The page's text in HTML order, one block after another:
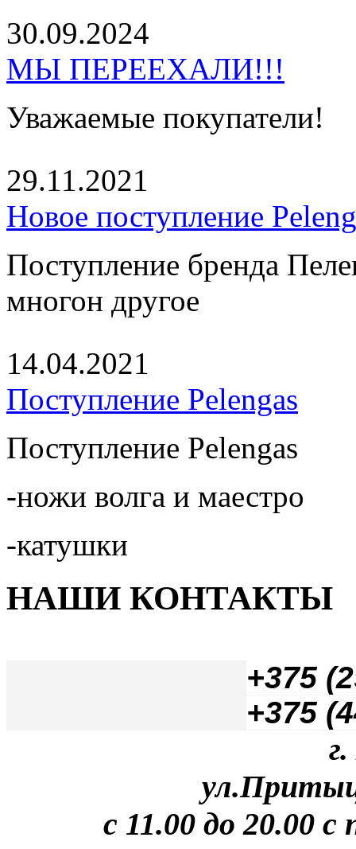
30.09.2024
МЫ ПЕРЕЕХАЛИ!!!
Уважаемые покупатели!
29.11.2021
Новое поступление
Поступление бренда
многон другое
14.04.2021
Поступление Pelengas
Поступление Pelengas
-ножи волга и маестро
-катушки
НАШИ КОНТАКТЫ
+375
+375
с 11.00 до 20.00 с